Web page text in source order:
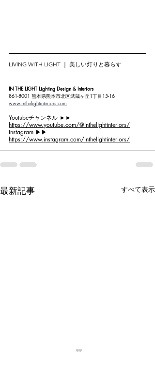
LIVING WITH LIGHT ｜ 美しい灯りと暮らす
IN THE LIGHT Lighting Design & Interiors
861-8001 熊本県熊本市北区武蔵ヶ丘1丁目15-16
www.inthelightinteriors.com
Youtubeチャンネル ►►
https://www.youtube.com/@inthelightinteriors/
Instagram ▶︎▶︎
https://www.instagram.com/inthelightinteriors/
最新記事 すべて表示